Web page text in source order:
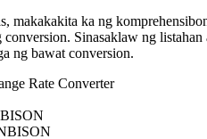
makakakita ka ng
conversion. Sinasaklaw ng
ng bawat conversion.
Rate Converter